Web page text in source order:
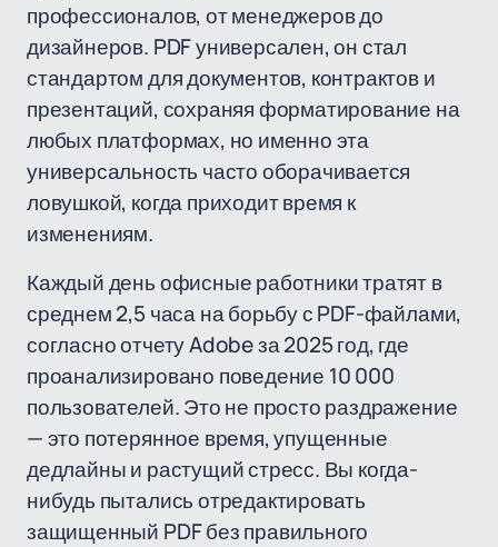
профессионалов, от менеджеров до
дизайнеров. PDF универсален, он стал
стандартом для документов, контрактов и
презентаций, сохраняя форматирование на
любых платформах, но именно эта
универсальность часто оборачивается
ловушкой, когда приходит время к
изменениям.
Каждый день офисные работники тратят в
среднем 2,5 часа на борьбу с PDF-файлами,
согласно отчету Adobe за 2025 год, где
проанализировано поведение 10 000
пользователей. Это не просто раздражение
— это потерянное время, упущенные
дедлайны и растущий стресс. Вы когда-
нибудь пытались отредактировать
защищенный PDF без правильного